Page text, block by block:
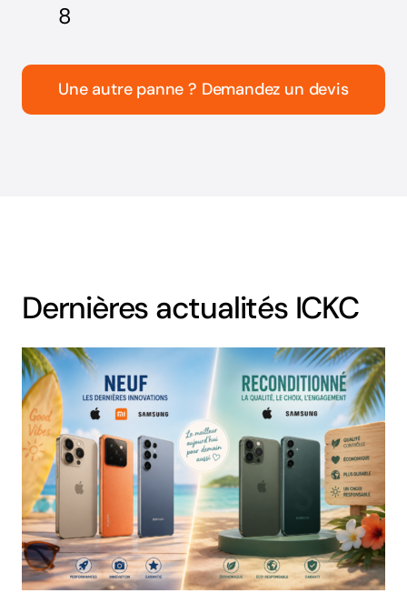
8
Une autre panne ? Demandez un devis
Dernières actualités ICKC